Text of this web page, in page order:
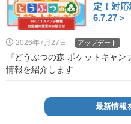
定！対
6.7.27＞
2026年7月27日 アップデート
『どうぶつの森 ポケットキャ
情報を紹介します...
最新情報